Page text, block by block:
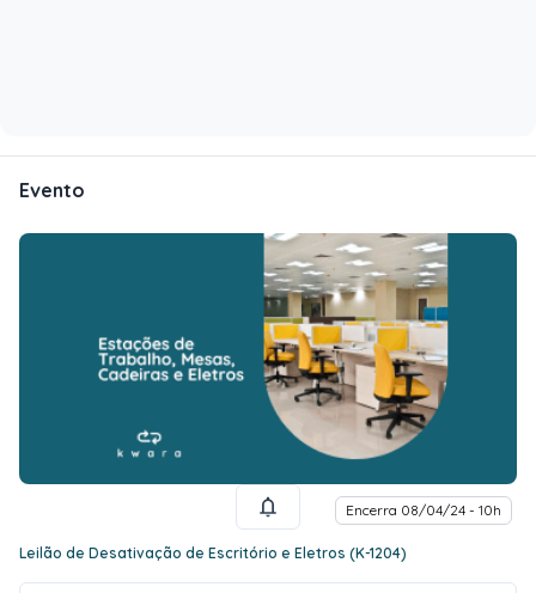
Evento
Encerra 08/04/24 - 10h
Leilão de Desativação de Escritório e Eletros (K-1204)